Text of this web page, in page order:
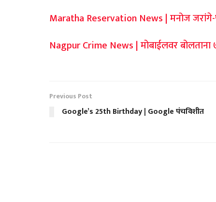
Maratha Reservation News | मनोज जरांगे-
Nagpur Crime News | मोबाईलवर
Previous Post
Google’s 25th Birthday | Google पंचविशीत